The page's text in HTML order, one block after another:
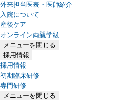
外来担当医表・医師紹介
入院について
産後ケア
オンライン両親学級
メニューを閉じる
採用情報
採用情報
初期臨床研修
専門研修
メニューを閉じる